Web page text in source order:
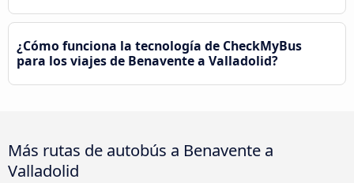
¿Cómo funciona la tecnología de CheckMyBus
para los viajes de Benavente a Valladolid?
Más rutas de autobús a Benavente a
Valladolid